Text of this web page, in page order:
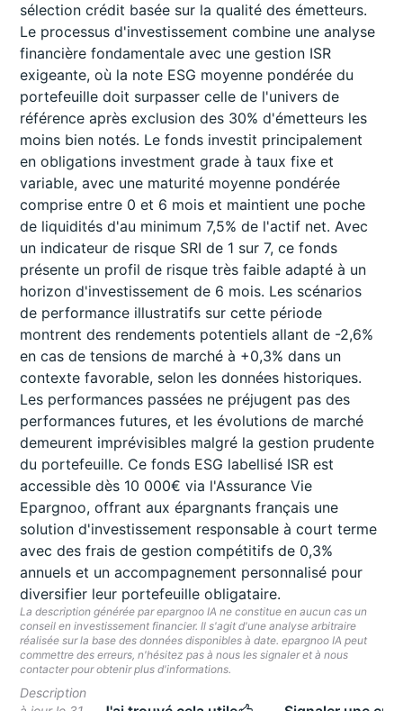
sélection crédit basée sur la qualité des émetteurs.
Le processus d'investissement combine une analyse
financière fondamentale avec une gestion ISR
exigeante, où la note ESG moyenne pondérée du
portefeuille doit surpasser celle de l'univers de
référence après exclusion des 30% d'émetteurs les
moins bien notés. Le fonds investit principalement
en obligations investment grade à taux fixe et
variable, avec une maturité moyenne pondérée
comprise entre 0 et 6 mois et maintient une poche
de liquidités d'au minimum 7,5% de l'actif net. Avec
un indicateur de risque SRI de 1 sur 7, ce fonds
présente un profil de risque très faible adapté à un
horizon d'investissement de 6 mois. Les scénarios
de performance illustratifs sur cette période
montrent des rendements potentiels allant de -2,6%
en cas de tensions de marché à +0,3% dans un
contexte favorable, selon les données historiques.
Les performances passées ne préjugent pas des
performances futures, et les évolutions de marché
demeurent imprévisibles malgré la gestion prudente
du portefeuille. Ce fonds ESG labellisé ISR est
accessible dès 10 000€ via l'Assurance Vie
Epargnoo, offrant aux épargnants français une
solution d'investissement responsable à court terme
avec des frais de gestion compétitifs de 0,3%
annuels et un accompagnement personnalisé pour
diversifier leur portefeuille obligataire.
La description générée par epargnoo IA ne constitue en aucun cas un
conseil en investissement financier. Il s'agit d'une analyse arbitraire
réalisée sur la base des données disponibles à date. epargnoo IA peut
commettre des erreurs, n'hésitez pas à nous les signaler et à nous
contacter pour obtenir plus d'informations.
Description